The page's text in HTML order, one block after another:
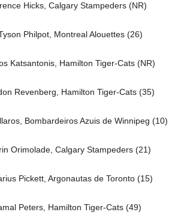
Hicks, Calgary Stampeders (NR)
Philpot, Montreal Alouettes (26)
Katsantonis, Hamilton Tiger-Cats (NR)
Revenberg, Hamilton Tiger-Cats (35)
Bombardeiros Azuis de Winnipeg (10)
Orimolade, Calgary Stampeders (21)
Pickett, Argonautas de Toronto (15)
Peters, Hamilton Tiger-Cats (49)